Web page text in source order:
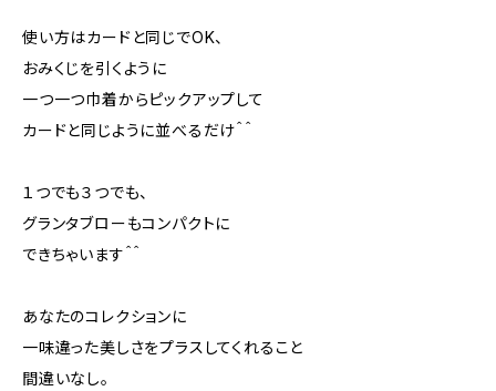
使い方はカードと同じでOK、
おみくじを引くように
一つ一つ巾着からピックアップして
カードと同じように並べるだけ＾＾
１つでも３つでも、
グランタブローもコンパクトに
できちゃいます＾＾
あなたのコレクションに
一味違った美しさをプラスしてくれること
間違いなし。